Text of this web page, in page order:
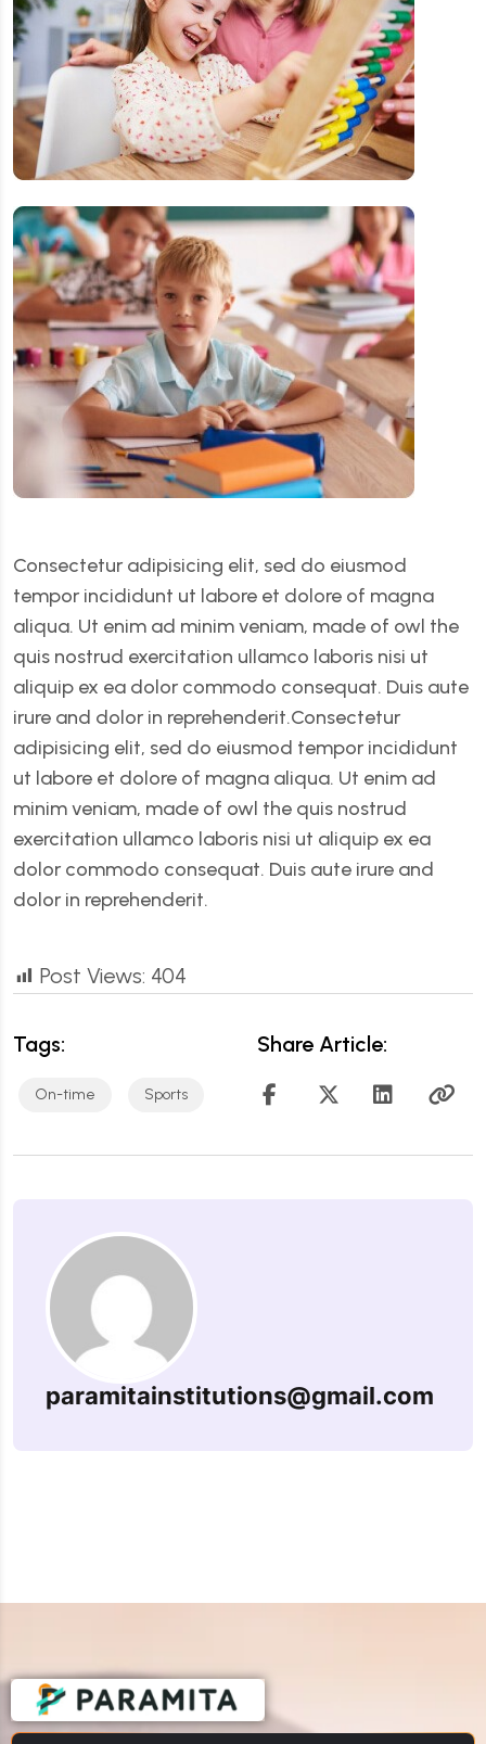
Consectetur adipisicing elit, sed do eiusmod
tempor incididunt ut labore et dolore of magna
aliqua. Ut enim ad minim veniam, made of owl the
quis nostrud exercitation ullamco laboris nisi ut
aliquip ex ea dolor commodo consequat. Duis aute
irure and dolor in reprehenderit.Consectetur
adipisicing elit, sed do eiusmod tempor incididunt
ut labore et dolore of magna aliqua. Ut enim ad
minim veniam, made of owl the quis nostrud
exercitation ullamco laboris nisi ut aliquip ex ea
dolor commodo consequat. Duis aute irure and
dolor in reprehenderit.
Post Views: 404
Tags:
On-time Sports
Share Article:
paramitainstitutions@gmail.com